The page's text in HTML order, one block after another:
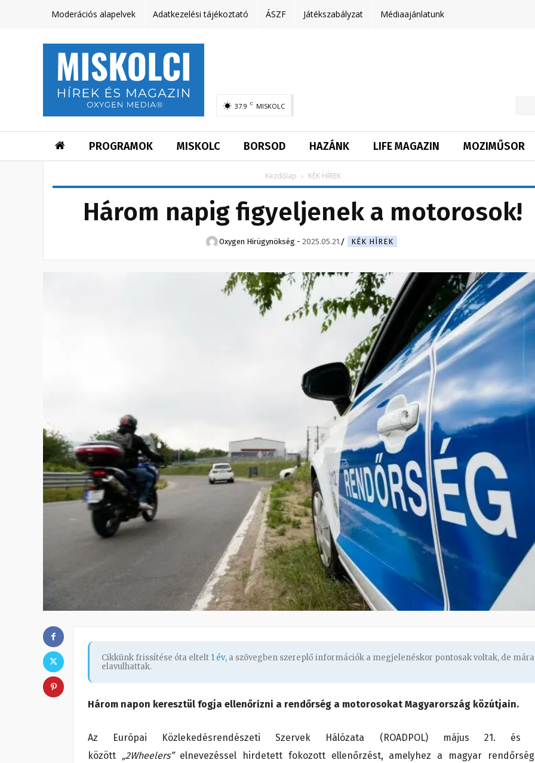
Moderációs alapelvek Adatkezelési tájékoztató ÁSZF Játékszabályzat Médiaajánlatunk
37.9 C MISKOLC
PROGRAMOK MISKOLC BORSOD HAZÁNK LIFE MAGAZIN MOZIMŰSOR
Kezdőlap KÉK HÍREK
Három napig figyeljenek a motorosok!
Oxygen Hirügynökség - 2025.05.21. KÉK HÍREK
Cikkünk frissítése óta eltelt 1 év, a szövegben szereplő információk a megjelenéskor pontosak voltak, de mára
elavulhattak.
Három napon keresztül fogja ellenőrizni a rendőrség a motorosokat Magyarország közútjain.
Az Európai Közlekedésrendészeti Szervek Hálózata (ROADPOL) május 21. és
között „2Wheelers” elnevezéssel hirdetett fokozott ellenőrzést, amelyhez a magyar